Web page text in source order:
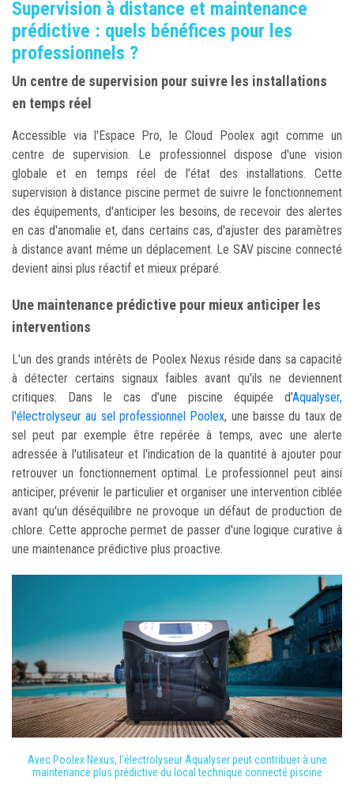
Supervision à distance et maintenance
prédictive : quels bénéfices pour les
professionnels ?
Un centre de supervision pour suivre les installations
en temps réel
Accessible via l'Espace Pro, le Cloud Poolex agit comme un
centre de supervision. Le professionnel dispose d'une vision
globale et en temps réel de l'état des installations. Cette
supervision à distance piscine permet de suivre le fonctionnement
des équipements, d'anticiper les besoins, de recevoir des alertes
en cas d'anomalie et, dans certains cas, d'ajuster des paramètres
à distance avant même un déplacement. Le SAV piscine connecté
devient ainsi plus réactif et mieux préparé.
Une maintenance prédictive pour mieux anticiper les
interventions
L'un des grands intérêts de Poolex Nexus réside dans sa capacité
à détecter certains signaux faibles avant qu'ils ne deviennent
critiques. Dans le cas d'une piscine équipée d'Aqualyser,
l'électrolyseur au sel professionnel Poolex, une baisse du taux de
sel peut par exemple être repérée à temps, avec une alerte
adressée à l'utilisateur et l'indication de la quantité à ajouter pour
retrouver un fonctionnement optimal. Le professionnel peut ainsi
anticiper, prévenir le particulier et organiser une intervention ciblée
avant qu'un déséquilibre ne provoque un défaut de production de
chlore. Cette approche permet de passer d'une logique curative à
une maintenance prédictive plus proactive.
Avec Poolex Nexus, l'électrolyseur Aqualyser peut contribuer à une
maintenance plus prédictive du local technique connecté piscine